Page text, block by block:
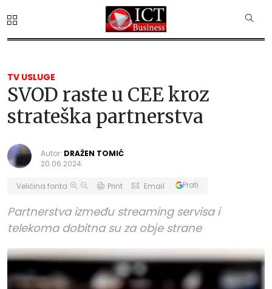
TV USLUGE
SVOD raste u CEE kroz
strateška partnerstva
Autor: DRAŽEN TOMIĆ
20.06.2024.
Veličina fonta Print Email Prati
Partnerstva između streaming servisa i
telekoma dobitna su za obje strane